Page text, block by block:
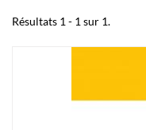
Résultats 1 - 1 sur 1.